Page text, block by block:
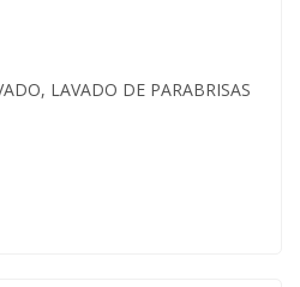
LAVADO DE PARABRISAS